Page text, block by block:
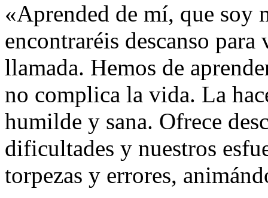
«Aprended de mí, que soy
encontraréis descanso para
llamada. Hemos de
no complica la vida. La
humilde y sana. Ofrece
dificultades y nuestros
torpezas y errores,